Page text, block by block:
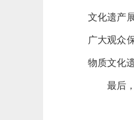
文化遗产
广大观众
物质文化
最后，